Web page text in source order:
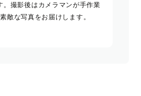
。撮影後はカメラマンが手作業
敵な写真をお届けします。